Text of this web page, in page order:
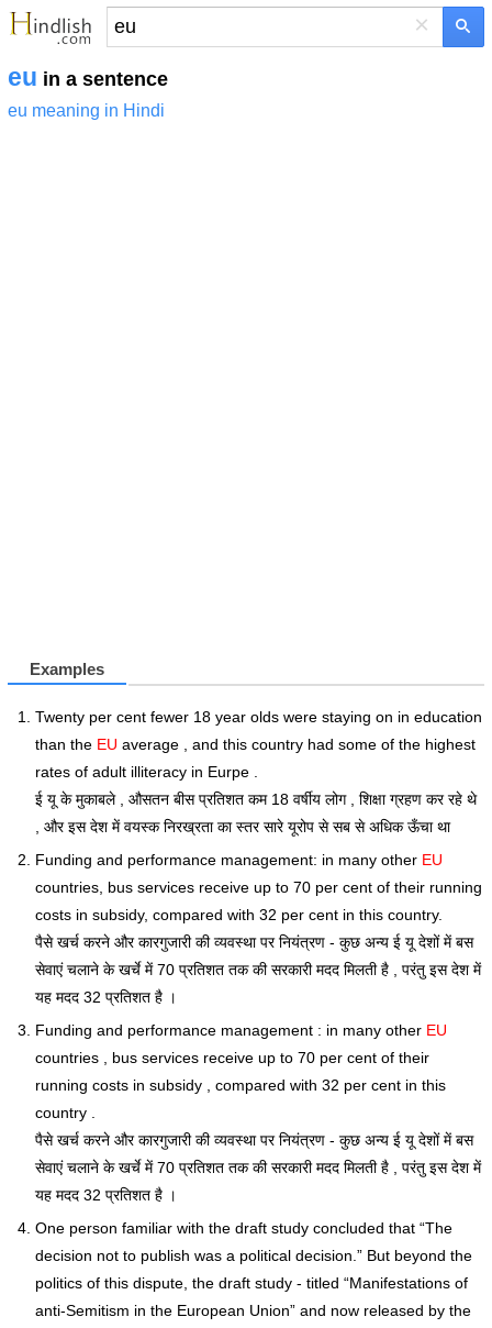
×
eu in a sentence
eu meaning in Hindi
Examples
Twenty per cent fewer 18 year olds were staying on in education
than the EU average , and this country had some of the highest
rates of adult illiteracy in Eurpe .
ई यू के मुकाबले , औसतन बीस प्रतिशत कम 18 वर्षीय लोग , शिक्षा ग्रहण कर रहे थे
, और इस देश में वयस्क निरख्रता का स्तर सारे यूरोप से सब से अधिक ऊँचा था
Funding and performance management: in many other EU
countries, bus services receive up to 70 per cent of their running
costs in subsidy, compared with 32 per cent in this country.
पैसे खर्च करने और कारगुजारी की व्यवस्था पर नियंत्रण - कुछ अन्य ई यू देशों में बस
सेवाएं चलाने के खर्चे में 70 प्रतिशत तक की सरकारी मदद मिलती है , परंतु इस देश में
यह मदद 32 प्रतिशत है ।
Funding and performance management : in many other EU
countries , bus services receive up to 70 per cent of their
running costs in subsidy , compared with 32 per cent in this
country .
पैसे खर्च करने और कारगुजारी की व्यवस्था पर नियंत्रण - कुछ अन्य ई यू देशों में बस
सेवाएं चलाने के खर्चे में 70 प्रतिशत तक की सरकारी मदद मिलती है , परंतु इस देश में
यह मदद 32 प्रतिशत है ।
One person familiar with the draft study concluded that “The
decision not to publish was a political decision.” But beyond the
politics of this dispute, the draft study - titled “Manifestations of
anti-Semitism in the European Union” and now released by the